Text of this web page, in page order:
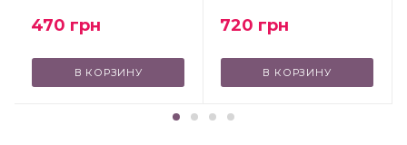
470 грн
В КОРЗИНУ
720 грн
В КОРЗИНУ